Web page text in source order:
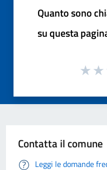
Quanto sono
su questa
Contatta il comune
Leggi le domande